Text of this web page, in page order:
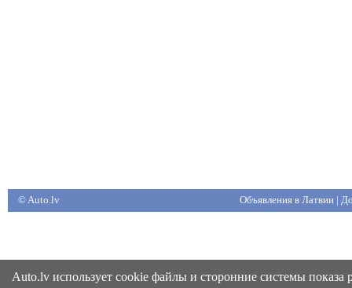
© Auto.lv Объявления в Латвии |
Auto.lv использует cookie файлы и сторонние системы